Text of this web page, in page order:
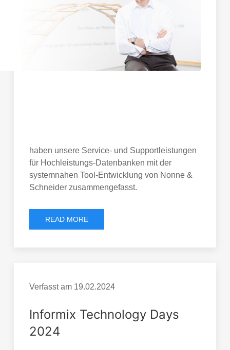
haben unsere Service- und Supportleistungen
für Hochleistungs-Datenbanken mit der
systemnahen Tool-Entwicklung von Nonne &
Schneider zusammengefasst.
READ MORE
Verfasst am 19.02.2024
Informix Technology Days
2024